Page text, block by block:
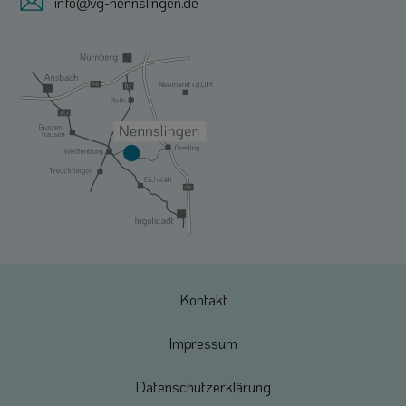
Kontakt
Impressum
Datenschutzerklärung